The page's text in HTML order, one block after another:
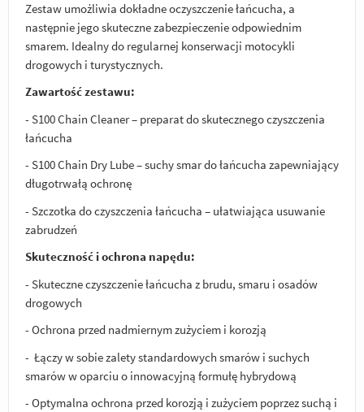
Zestaw umożliwia dokładne oczyszczenie łańcucha, a
następnie jego skuteczne zabezpieczenie odpowiednim
smarem. Idealny do regularnej konserwacji motocykli
drogowych i turystycznych.
Zawartość zestawu:
- S100 Chain Cleaner – preparat do skutecznego czyszczenia
łańcucha
- S100 Chain Dry Lube –suchysmar do łańcucha zapewniający
długotrwałą ochronę
- Szczotka do czyszczenia łańcucha – ułatwiająca usuwanie
zabrudzeń
Skuteczność i ochrona napędu:
- Skuteczne czyszczenie łańcucha z brudu, smaru i osadów
drogowych
- Ochrona przed nadmiernym zużyciem i korozją
- Łączy w sobie zalety standardowych smarów i suchych
smarów w oparciu o innowacyjną formułę hybrydową
- Optymalna ochrona przed korozją i zużyciem poprzez suchą i